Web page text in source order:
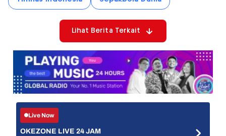
Lihat Berita Terkait
Live Now
OKEZONE LIVE 24 JAM